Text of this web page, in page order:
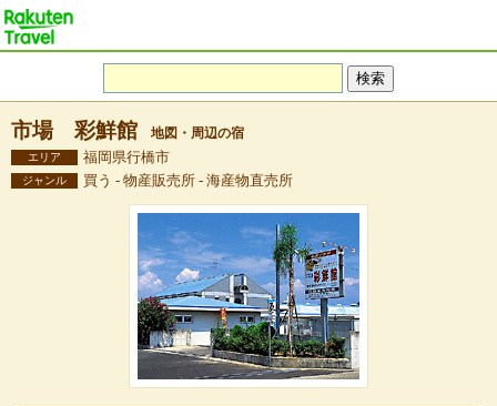
市場 彩鮮館 地図・周辺の宿
エリア 福岡県行橋市
ジャンル 買う - 物産販売所 - 海産物直売所